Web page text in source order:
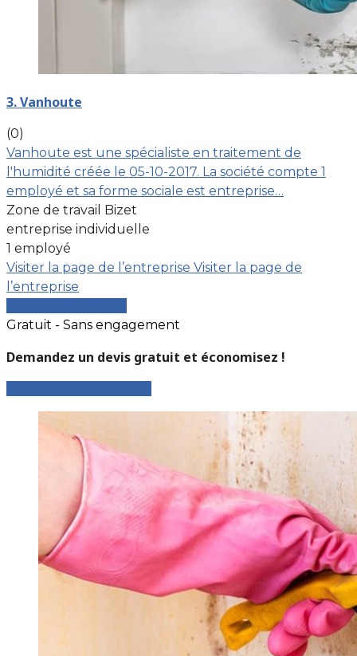
3. Vanhoute
(0)
Vanhoute est une spécialiste en traitement de
l'humidité créée le 05-10-2017. La société compte 1
employé et sa forme sociale est entreprise…
Zone de travail Bizet
entreprise individuelle
1 employé
Visiter la page de l’entreprise Visiter la page de
l’entreprise
Gratuit - Sans engagement
Demandez un devis gratuit et économisez !